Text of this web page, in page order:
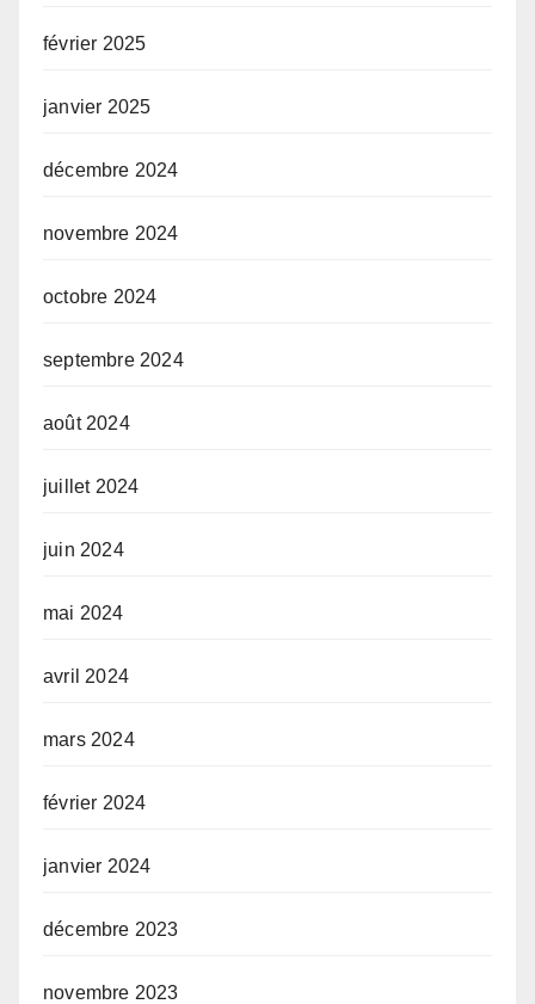
février 2025
janvier 2025
décembre 2024
novembre 2024
octobre 2024
septembre 2024
août 2024
juillet 2024
juin 2024
mai 2024
avril 2024
mars 2024
février 2024
janvier 2024
décembre 2023
novembre 2023